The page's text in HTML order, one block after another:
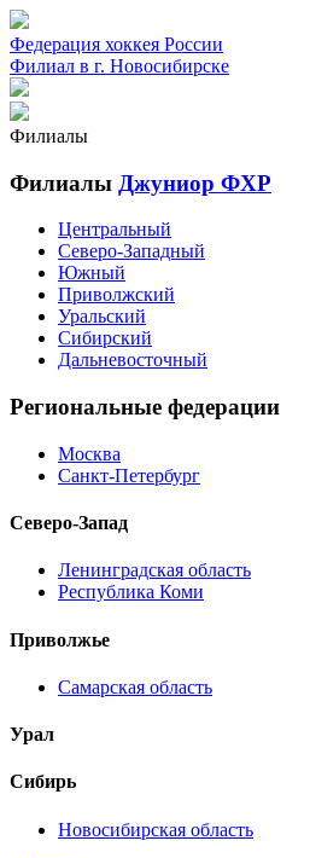
Федерация хоккея России
Филиал в г. Новосибирске
Филиалы
Филиалы Джуниор ФХР
Центральный
Северо-Западный
Южный
Приволжский
Уральский
Сибирский
Дальневосточный
Региональные федерации
Москва
Санкт-Петербург
Северо-Запад
Ленинградская область
Республика Коми
Приволжье
Самарская область
Урал
Сибирь
Новосибирская область